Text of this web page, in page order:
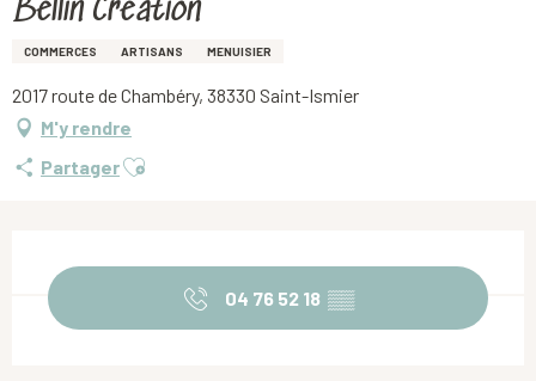
Bellin Création
COMMERCES ARTISANS MENUISIER
2017 route de Chambéry, 38330 Saint-Ismier
M'y rendre
PartagerAjouter aux favoris
04 76 52 18 ▒▒